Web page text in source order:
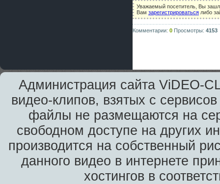
Уважаемый посетитель, Вы
Вам зарегистрироваться либо
Комментарии: 0 Просмотры: 4153
Администрация сайта ViDEO-
видео-клипов, взятых с
файлы не размещаются на
свободном доступе на других
производится на собственный
данного видео в интернете
хостингов в